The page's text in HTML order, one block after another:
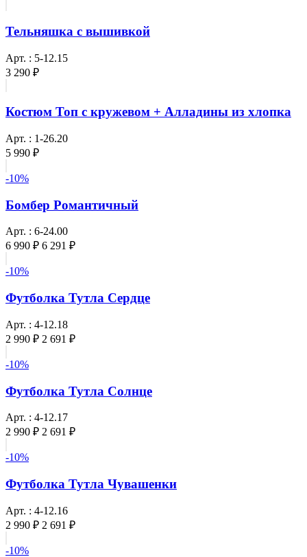
Тельняшка с вышивкой
Арт. : 5-12.15
3 290 ₽
Костюм Топ с кружевом + Алладины из хлопка
Арт. : 1-26.20
5 990 ₽
-10%
Бомбер Романтичный
Арт. : 6-24.00
6 990 ₽ 6 291 ₽
-10%
Футболка Тутла Сердце
Арт. : 4-12.18
2 990 ₽ 2 691 ₽
-10%
Футболка Тутла Солнце
Арт. : 4-12.17
2 990 ₽ 2 691 ₽
-10%
Футболка Тутла Чувашенки
Арт. : 4-12.16
2 990 ₽ 2 691 ₽
-10%